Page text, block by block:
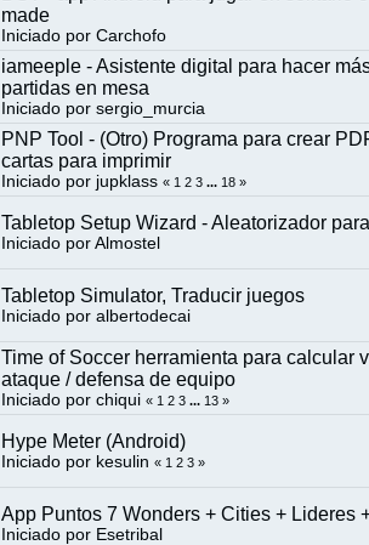
made
Iniciado por Carchofo
iameeple - Asistente digital para hacer
partidas en mesa
Iniciado por sergio_murcia
PNP Tool - (Otro) Programa para crear
cartas para imprimir
Iniciado por jupklass « 1 2 3 ... 18 »
Tabletop Setup Wizard - Aleatorizador
Iniciado por Almostel
Tabletop Simulator, Traducir juegos
Iniciado por albertodecai
Time of Soccer herramienta para calcular
ataque / defensa de equipo
Iniciado por chiqui « 1 2 3 ... 13 »
Hype Meter (Android)
Iniciado por kesulin « 1 2 3 »
App Puntos 7 Wonders + Cities + Lideres
Iniciado por Esetribal